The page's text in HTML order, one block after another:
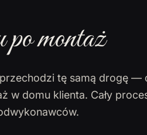
po montaż
tę samą drogę —
w domu klienta. Cały